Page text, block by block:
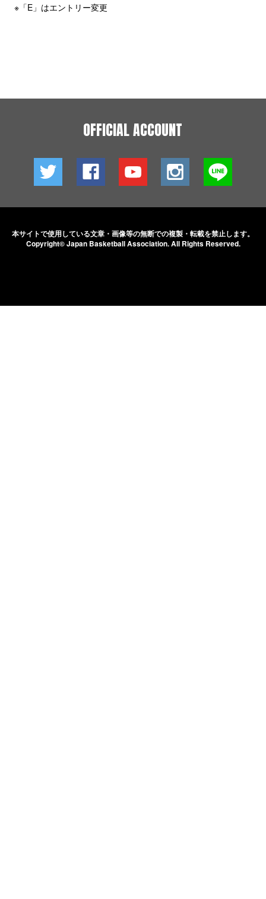
※「E」はエントリー変更
OFFICIAL ACCOUNT
本サイトで使用している文章・画像等の無断での複製・転載を禁止します。
Copyright© Japan Basketball Association.All Rights Reserved.